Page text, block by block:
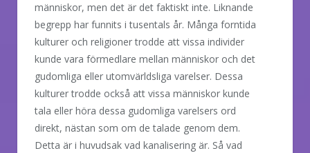
människor, men det är det faktiskt inte. Liknande
begrepp har funnits i tusentals år. Många forntida
kulturer och religioner trodde att vissa individer
kunde vara förmedlare mellan människor och det
gudomliga eller utomvärldsliga varelser. Dessa
kulturer trodde också att vissa människor kunde
tala eller höra dessa gudomliga varelsers ord
direkt, nästan som om de talade genom dem.
Detta är i huvudsak vad kanalisering är. Så vad